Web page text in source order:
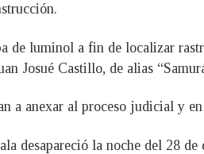
de luminol a fin de localizar
Josué Castillo, de alias
a anexar al proceso judicial y
desapareció la noche del 28